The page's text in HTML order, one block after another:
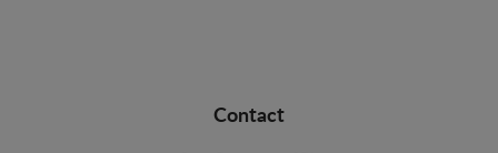
Contact